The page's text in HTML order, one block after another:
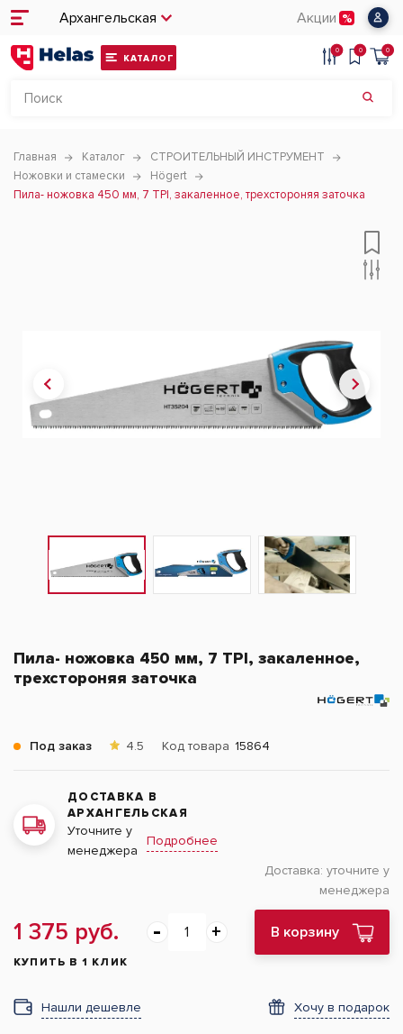
Архангельская Акции
КАТАЛОГ
0 0 0
Главная Каталог
СТРОИТЕЛЬНЫЙ ИНСТРУМЕНТ
Ножовки и стамески
Högert
Пила- ножовка 450 мм, 7 TPI, закаленное, трехстороняя заточка
Пила- ножовка 450 мм, 7 TPI, закаленное,
трехстороняя заточка
Под заказ 4.5 Код товара 15864
ДОСТАВКА В
АРХАНГЕЛЬСКАЯ
Уточните у
менеджера
Подробнее
Доставка: уточните у
менеджера
1 375 руб. В корзину
КУПИТЬ В 1 КЛИК
Нашли дешевле Хочу в подарок